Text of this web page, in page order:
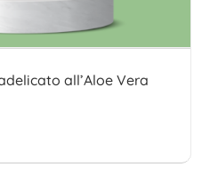
all’Aloe Vera